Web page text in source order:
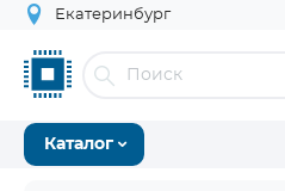
Екатеринбург
Каталог